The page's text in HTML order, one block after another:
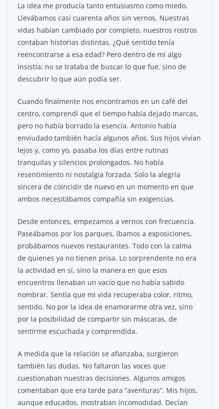
La idea me producía tanto entusiasmo como miedo.
Llevábamos casi cuarenta años sin vernos. Nuestras
vidas habían cambiado por completo, nuestros rostros
contaban historias distintas. ¿Qué sentido tenía
reencontrarse a esa edad? Pero dentro de mí algo
insistía: no se trataba de buscar lo que fue, sino de
descubrir lo que aún podía ser.
Cuando finalmente nos encontramos en un café del
centro, comprendí que el tiempo había dejado marcas,
pero no había borrado la esencia. Antonio había
enviudado también hacía algunos años. Sus hijos vivían
lejos y, como yo, pasaba los días entre rutinas
tranquilas y silencios prolongados. No había
resentimiento ni nostalgia forzada. Solo la alegría
sincera de coincidir de nuevo en un momento en que
ambos necesitábamos compañía sin exigencias.
Desde entonces, empezamos a vernos con frecuencia.
Paseábamos por los parques, íbamos a exposiciones,
probábamos nuevos restaurantes. Todo con la calma
de quienes ya no tienen prisa. Lo sorprendente no era
la actividad en sí, sino la manera en que esos
encuentros llenaban un vacío que no había sabido
nombrar. Sentía que mi vida recuperaba color, ritmo,
sentido. No por la idea de enamorarme otra vez, sino
por la posibilidad de compartir sin máscaras, de
sentirme escuchada y comprendida.
A medida que la relación se afianzaba, surgieron
también las dudas. No faltaron las voces que
cuestionaban nuestras decisiones. Algunos amigos
comentaban que era tarde para “aventuras”. Mis hijos,
aunque educados, mostraban incomodidad. Decían